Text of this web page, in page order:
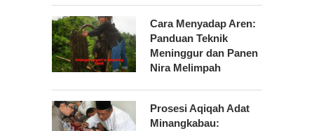
Cara Menyadap Aren:
Panduan Teknik
Meninggur dan Panen
Nira Melimpah
Prosesi Aqiqah Adat
Minangkabau: